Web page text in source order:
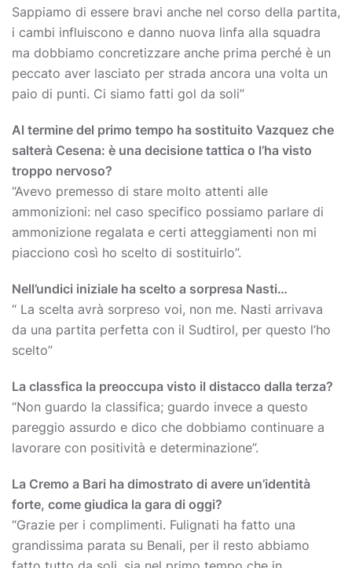
Sappiamo di essere bravi anche nel corso della partita,
i cambi influiscono e danno nuova linfa alla squadra
ma dobbiamo concretizzare anche prima perché è un
peccato aver lasciato per strada ancora una volta un
paio di punti. Ci siamo fatti gol da soli”
Al termine del primo tempo ha sostituito Vazquez che
salterà Cesena: è una decisione tattica o l’ha visto
troppo nervoso?
“Avevo premesso di stare molto attenti alle
ammonizioni: nel caso specifico possiamo parlare di
ammonizione regalata e certi atteggiamenti non mi
piacciono così ho scelto di sostituirlo”.
Nell’undici iniziale ha scelto a sorpresa Nasti…
“ La scelta avrà sorpreso voi, non me. Nasti arrivava
da una partita perfetta con il Sudtirol, per questo l’ho
scelto”
La classfica la preoccupa visto il distacco dalla terza?
“Non guardo la classifica; guardo invece a questo
pareggio assurdo e dico che dobbiamo continuare a
lavorare con positività e determinazione”.
La Cremo a Bari ha dimostrato di avere un’identità
forte, come giudica la gara di oggi?
“Grazie per i complimenti. Fulignati ha fatto una
grandissima parata su Benali, per il resto abbiamo